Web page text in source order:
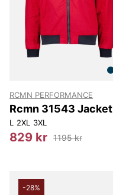
RCMN PERFORMANCE
Rcmn 31543 Jacket
L 2XL 3XL
829 kr 1195 kr
-28%